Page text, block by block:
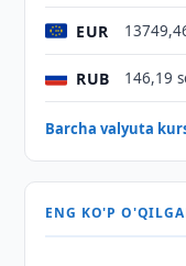
EUR
RUB 146,19
Barcha valyuta
ENG KO'P